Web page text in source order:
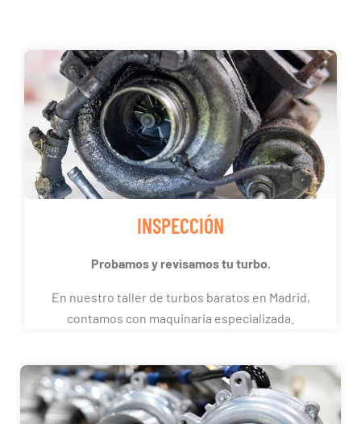
INSPECCIÓN
Probamos y revisamos tu turbo.
En nuestro taller de turbos baratos en Madrid,
contamos con maquinaria especializada.